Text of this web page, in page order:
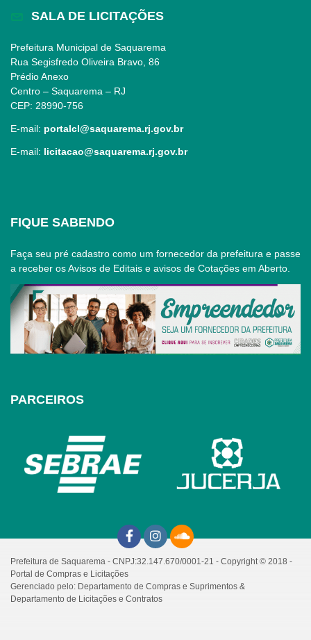
SALA DE LICITAÇÕES
Prefeitura Municipal de Saquarema
Rua Segisfredo Oliveira Bravo, 86
Prédio Anexo
Centro – Saquarema – RJ
CEP: 28990-756
E-mail: portalcl@saquarema.rj.gov.br
E-mail: licitacao@saquarema.rj.gov.br
FIQUE SABENDO
Faça seu pré cadastro como um fornecedor da prefeitura e passe
a receber os Avisos de Editais e avisos de Cotações em Aberto.
PARCEIROS
Prefeitura de Saquarema - CNPJ:32.147.670/0001-21 - Copyright © 2018 -
Portal de Compras e Licitações
Gerenciado pelo: Departamento de Compras e Suprimentos &
Departamento de Licitações e Contratos